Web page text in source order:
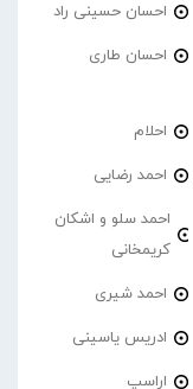
احسان حسینی راد
احسان طاری
احلام
احمد‌ رضایی
احمد سلو و اشکان
کریمخانی
احمد شیری
ادریس یاسینی
اراسپ